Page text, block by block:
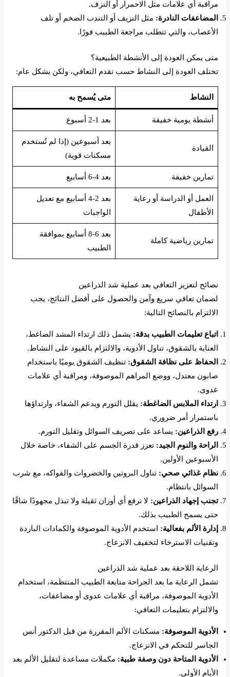
مراقبة أي علامات مثل الاحمرار أو النزف.
المضاعفات النادرة: مثل النزيف أو التندب الضخم أو تلف
الأعصاب، والتي تتطلب مراجعة الطبيب فورًا.
متى يمكن العودة إلى الأنشطة الطبيعية؟
تختلف العودة إلى النشاط حسب تقدم التعافي، ولكن بشكل عام:
النشاط متى يُسمح به
أنشطة يومية خفيفة بعد 1-2 أسبوع
القيادة
بعد أسبوعين (إذا لم تُستخدم
مسكنات قوية)
تمارين خفيفة بعد 4-6 أسابيع
العمل أو الدراسة أو رعاية
الأطفال
بعد 2-4 أسابيع مع تعديل
الواجبات
تمارين رياضية كاملة
بعد 6-8 أسابيع بموافقة
الطبيب
نصائح لتعزيز التعافي بعد عملية شد الذراعين
لضمان تعافي سريع وآمن والحصول على أفضل النتائج، يجب
الالتزام بالنصائح التالية:
اتباع تعليمات الطبيب بدقة: يشمل ذلك ارتداء المشد الضاغط،
العناية بالشقوق، تناول الأدوية، والالتزام بالقيود على النشاط.
الحفاظ على نظافة الشقوق: تنظيف الشقوق يوميًا باستخدام
صابون معتدل، ووضع المراهم الموصوفة، ومراقبة أي علامات
عدوى.
ارتداء الملابس الضاغطة: يقلل التورم ويدعم الشفاء، وارتداؤها
باستمرار أمر ضروري.
رفع الذراعين: يساعد على تصريف السوائل وتقليل التورم.
الراحة والنوم الجيد: تعزز قدرة الجسم على الشفاء، خاصة خلال
الأسبوعين الأولين.
نظام غذائي صحي: تناول البروتين والخضروات والفواكه، مع شرب
السوائل بانتظام.
تجنب إجهاد الذراعين: لا ترفع أي أوزان ثقيلة ولا تبذل مجهودًا شاقًا
حتى يسمح الطبيب بذلك.
إدارة الألم بفعالية: استخدم الأدوية الموصوفة والكمادات الباردة
وتقنيات الاسترخاء لتخفيف الانزعاج.
الرعاية اللاحقة بعد عملية شد الذراعين
تشمل الرعاية ما بعد الجراحة متابعة الطبيب المنتظمة، استخدام
الأدوية الموصوفة، مراقبة أي علامات عدوى أو مضاعفات،
والالتزام بتعليمات التعافي:
الأدوية الموصوفة: مسكنات الألم المقررة من قبل الدكتور أنس
الجاسر للتحكم في الانزعاج.
الأدوية المتاحة دون وصفة طبية: مكملات مساعدة لتقليل الألم بعد
الأيام الأولى.